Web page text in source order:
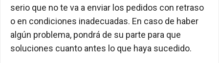
serio que no te va a enviar los pedidos con retraso
o en condiciones inadecuadas. En caso de haber
algún problema, pondrá de su parte para que
soluciones cuanto antes lo que haya sucedido.